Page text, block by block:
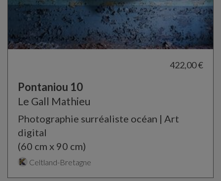
422,00 €
Pontaniou 10
Le Gall Mathieu
Photographie surréaliste océan | Art
digital
(60 cm x 90 cm)
Celtland-Bretagne